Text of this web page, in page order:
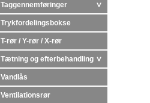
Taggennemføringer
Trykfordelingsbokse
T-rør / Y-rør / X-rør
Tætning og efterbehandling
Vandlås
Ventilationsrør